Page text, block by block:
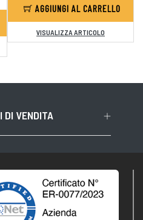
AGGIUNGI AL CARRELLO
VISUALIZZA ARTICOLO
DI VENDITA